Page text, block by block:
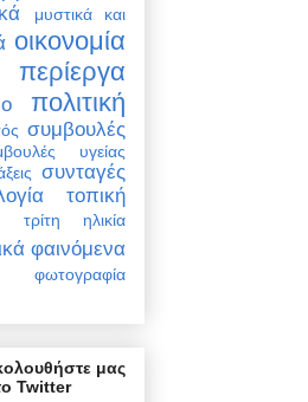
μυστικά και
οικονομία
περίεργα
πολιτική
συμβουλές
υγείας
συνταγές
τοπική
τρίτη ηλικία
φαινόμενα
φωτογραφία
μας
Twitter